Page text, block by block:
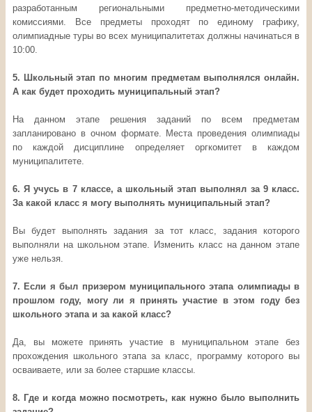
разработанным региональными предметно-методическими
комиссиями. Все предметы проходят по единому графику,
олимпиадные туры во всех муниципалитетах должны начинаться в
10:00.
5. Школьный этап по многим предметам выполнялся онлайн.
А как будет проходить муниципальный этап?
На данном этапе решения заданий по всем предметам
запланировано в очном формате. Места проведения олимпиады
по каждой дисциплине определяет оргкомитет в каждом
муниципалитете.
6. Я учусь в 7 классе, а школьный этап выполнял за 9 класс.
За какой класс я могу выполнять муниципальный этап?
Вы будет выполнять задания за тот класс, задания которого
выполняли на школьном этапе. Изменить класс на данном этапе
уже нельзя.
7. Если я был призером муниципального этапа олимпиады в
прошлом году, могу ли я принять участие в этом году без
школьного этапа и за какой класс?
Да, вы можете принять участие в муниципальном этапе без
прохождения школьного этапа за класс, программу которого вы
осваиваете, или за более старшие классы.
8. Где и когда можно посмотреть, как нужно было выполнить